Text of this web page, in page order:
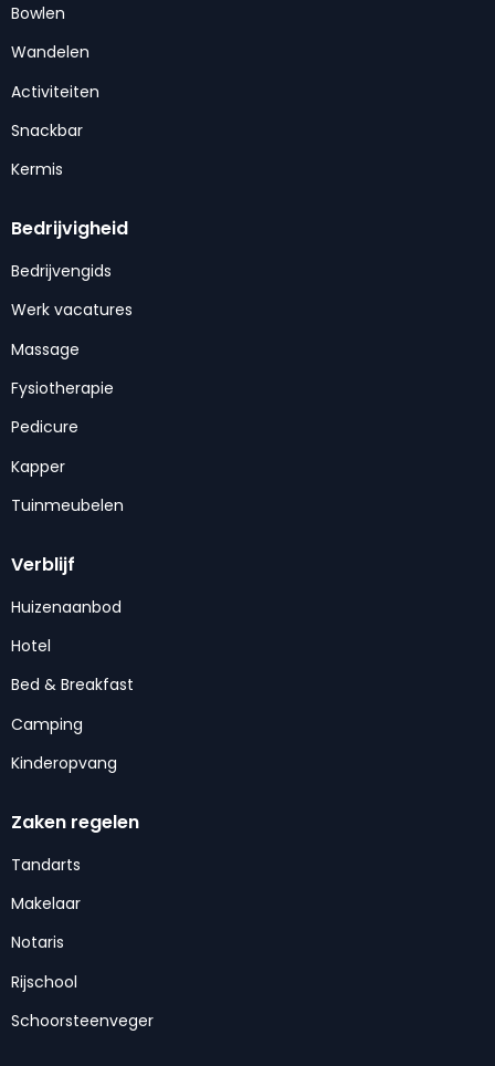
Bowlen
Wandelen
Activiteiten
Snackbar
Kermis
Bedrijvigheid
Bedrijvengids
Werk vacatures
Massage
Fysiotherapie
Pedicure
Kapper
Tuinmeubelen
Verblijf
Huizenaanbod
Hotel
Bed & Breakfast
Camping
Kinderopvang
Zaken regelen
Tandarts
Makelaar
Notaris
Rijschool
Schoorsteenveger